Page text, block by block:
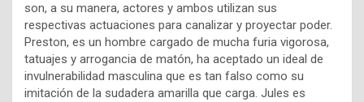
son, a su manera, actores y ambos utilizan sus
respectivas actuaciones para canalizar y proyectar poder.
Preston, es un hombre cargado de mucha furia vigorosa,
tatuajes y arrogancia de matón, ha aceptado un ideal de
invulnerabilidad masculina que es tan falso como su
imitación de la sudadera amarilla que carga. Jules es